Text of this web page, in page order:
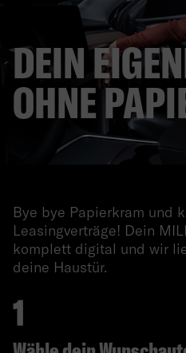
DEIN
OHNE
Bye bye Papierkram und
Leasingverträge! Dein
komplett digital und wir
deine Haustür.